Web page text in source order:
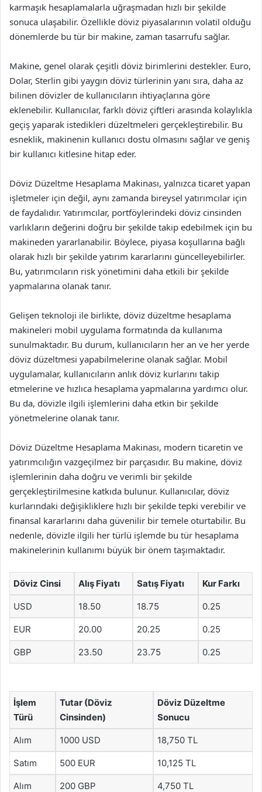
karmaşık hesaplamalarla uğraşmadan hızlı bir şekilde
sonuca ulaşabilir. Özellikle döviz piyasalarının volatil olduğu
dönemlerde bu tür bir makine, zaman tasarrufu sağlar.
Makine, genel olarak çeşitli döviz birimlerini destekler. Euro,
Dolar, Sterlin gibi yaygın döviz türlerinin yanı sıra, daha az
bilinen dövizler de kullanıcıların ihtiyaçlarına göre
eklenebilir. Kullanıcılar, farklı döviz çiftleri arasında kolaylıkla
geçiş yaparak istedikleri düzeltmeleri gerçekleştirebilir. Bu
esneklik, makinenin kullanıcı dostu olmasını sağlar ve geniş
bir kullanıcı kitlesine hitap eder.
Döviz Düzeltme Hesaplama Makinası, yalnızca ticaret yapan
işletmeler için değil, aynı zamanda bireysel yatırımcılar için
de faydalıdır. Yatırımcılar, portföylerindeki döviz cinsinden
varlıkların değerini doğru bir şekilde takip edebilmek için bu
makineden yararlanabilir. Böylece, piyasa koşullarına bağlı
olarak hızlı bir şekilde yatırım kararlarını güncelleyebilirler.
Bu, yatırımcıların risk yönetimini daha etkili bir şekilde
yapmalarına olanak tanır.
Gelişen teknoloji ile birlikte, döviz düzeltme hesaplama
makineleri mobil uygulama formatında da kullanıma
sunulmaktadır. Bu durum, kullanıcıların her an ve her yerde
döviz düzeltmesi yapabilmelerine olanak sağlar. Mobil
uygulamalar, kullanıcıların anlık döviz kurlarını takip
etmelerine ve hızlıca hesaplama yapmalarına yardımcı olur.
Bu da, dövizle ilgili işlemlerini daha etkin bir şekilde
yönetmelerine olanak tanır.
Döviz Düzeltme Hesaplama Makinası, modern ticaretin ve
yatırımcılığın vazgeçilmez bir parçasıdır. Bu makine, döviz
işlemlerinin daha doğru ve verimli bir şekilde
gerçekleştirilmesine katkıda bulunur. Kullanıcılar, döviz
kurlarındaki değişikliklere hızlı bir şekilde tepki verebilir ve
finansal kararlarını daha güvenilir bir temele oturtabilir. Bu
nedenle, dövizle ilgili her türlü işlemde bu tür hesaplama
makinelerinin kullanımı büyük bir önem taşımaktadır.
Döviz Cinsi Alış Fiyatı Satış Fiyatı Kur Farkı
USD 18.50 18.75 0.25
EUR 20.00 20.25 0.25
GBP 23.50 23.75 0.25
İşlem
Türü
Tutar (Döviz
Cinsinden)
Döviz Düzeltme
Sonucu
Alım 1000 USD 18,750 TL
Satım 500 EUR 10,125 TL
Alım 200 GBP 4,750 TL